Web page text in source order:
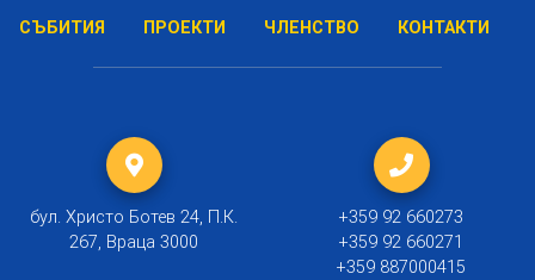
СЪБИТИЯ
ПРОЕКТИ ЧЛЕНСТВО КОНТАКТИ
бул. Христо Ботев 24, П.К.
267, Враца 3000
+359 92 660273
+359 92 660271
+359 887000415